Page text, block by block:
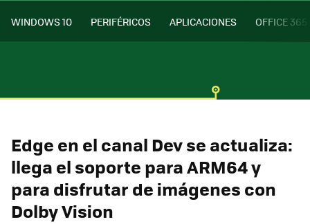
WINDOWS 10 PERIFÉRICOS APLICACIONES OFFICE 365
Edge en el canal Dev se actualiza:
llega el soporte para ARM64 y
para disfrutar de imágenes con
Dolby Vision